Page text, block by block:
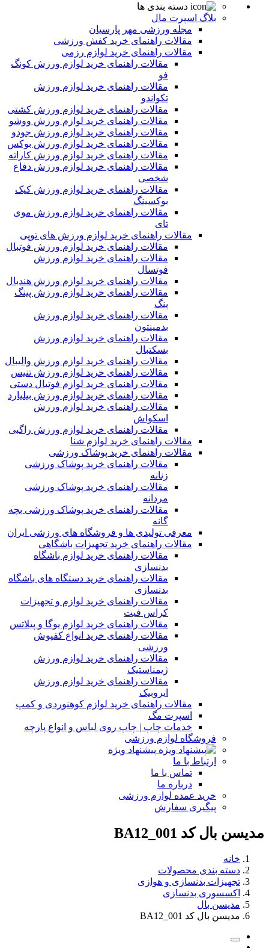
دسته بندی ها
بلاگ اسپرت مال
مجله ورزشی مهر پارسیان
مقالات راهنمای خرید کفش ورزشی
مقالات راهنمای خرید لوازم رزمی
مقالات راهنمای خرید لوازم ورزش کونگ
فو
مقالات راهنمای خرید لوازم ورزش
تکواندو
مقالات راهنمای خرید لوازم ورزش کشتی
مقالات راهنمای خرید لوازم ورزش ووشو
مقالات راهنمای خرید لوازم ورزش جودو
مقالات راهنمای خرید لوازم ورزش بوکس
مقالات راهنمای خرید لوازم ورزش کاراته
مقالات راهنمای خرید لوازم ورزش دفاع
شخصی
مقالات راهنمای خرید لوازم ورزش کیک
بوکسینگ
مقالات راهنمای خرید لوازم ورزش موی
تای
مقالات راهنمای خرید لوازم ورزش های توپی
مقالات راهنمای خرید لوازم ورزش فوتبال
مقالات راهنمای خرید لوازم ورزش
فوتسال
مقالات راهنمای خرید لوازم ورزش هندبال
مقالات راهنمای خرید لوازم ورزش پینگ
پنگ
مقالات راهنمای خرید لوازم ورزش
بدمینتون
مقالات راهنمای خرید لوازم ورزش
بسکتبال
مقالات راهنمای خرید لوازم ورزش والیبال
مقالات راهنمای خرید لوازم ورزش تنیس
مقالات راهنمای خرید لوازم فوتبال دستی
مقالات راهنمای خرید لوازم ورزش بیلیارد
مقالات راهنمای خرید لوازم ورزش
اسکواش
مقالات راهنمای خرید لوازم ورزش راگبی
مقالات راهنمای خرید لوازم شنا
مقالات راهنمای خرید پوشاک ورزشی
مقالات راهنمای خرید پوشاک ورزشی
زنانه
مقالات راهنمای خرید پوشاک ورزشی
مردانه
مقالات راهنمای خرید پوشاک ورزشی بچه
گانه
معرفی تولیدی ها و فروشگاه های ورزشی ایران
مقالات راهنمای خرید تجهیزات باشگاهی
مقالات راهنمای خرید لوازم باشگاه
بدنسازی
مقالات راهنمای خرید دستگاه های باشگاه
بدنسازی
مقالات راهنمای خرید لوازم و تجهیزات
کراس فیت
مقالات راهنمای خرید لوازم یوگا و پیلاتس
مقالات راهنمای خرید انواع کفپوش
ورزشی
مقالات راهنمای خرید لوازم ورزش
ژیمناستیک
مقالات راهنمای خرید لوازم ورزش
ایروبیک
مقالات راهنمای خرید لوازم کوهنوردی و کمپ
اسپرت مگ
خدمات چاپ | چاپ روی لباس و انواع پارچه
فروشگاه لوازم ورزشی
پیشنهاد ویژه
ارتباط با ما
تماس با ما
درباره ما
خرید عمده لوازم ورزشی
پیگیری سفارش
مدیسن بال کد BA12_001
خانه
دسته بندی محصولات
تجهیزات بدنسازی و هوازی
اکسسوری بدنسازی
مدیسن بال
مدیسن بال کد BA12_001